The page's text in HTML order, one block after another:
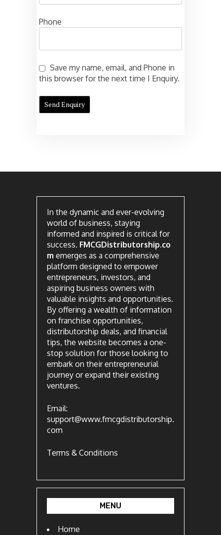
Phone
Save my name, email, and Phone in
this browser for the next time I Enquiry.
In the dynamic and ever-evolving
world of business, staying
informed and inspired is critical for
success. FMCGDistributorship.co
m emerges as a comprehensive
platform designed to empower
entrepreneurs, investors, and
aspiring business owners with
valuable insights and opportunities.
By offering a wealth of information
on franchise opportunities,
distributorship deals, and financial
tips, the website becomes a one-
stop solution for those looking to
embark on their entrepreneurial
journey or expand their existing
ventures.
Email:
support@www.fmcgdistributorship.
com
Terms & Conditions
MENU
Home